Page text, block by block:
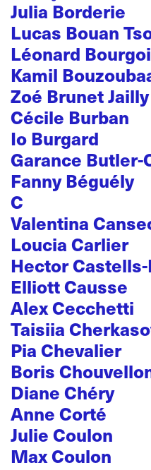
Julia Borderie
Lucas Bouan
Léonard
Kamil
Zoé Brunet Jailly
Cécile Burban
Io Burgard
Garance Butler-
Fanny Béguély
C
Valentina
Loucia Carlier
Hector
Elliott Causse
Alex Cecchetti
Taisiia
Pia Chevalier
Boris
Diane Chéry
Anne Corté
Julie Coulon
Max Coulon